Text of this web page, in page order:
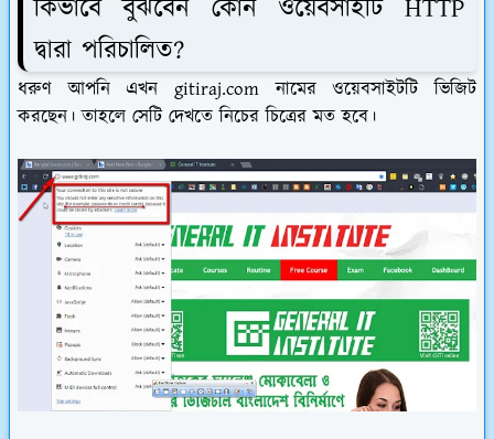
কিভাবে বুঝবেন কোন ওয়েবসাইটি HTTP
দ্বারা পরিচালিত?
ধরুণ আপনি এখন gitiraj.com নামের ওয়েবসাইটটি ভিজিট
করছেন। তাহলে সেটি দেখতে নিচের চিত্রের মত হবে।